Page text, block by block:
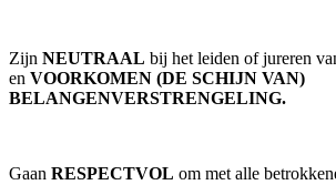
Zijn NEUTRAAL bij het leiden of jureren
en VOORKOMEN (DE SCHIJN VAN)
BELANGENVERSTRENGELING.
Gaan RESPECTVOL om met alle